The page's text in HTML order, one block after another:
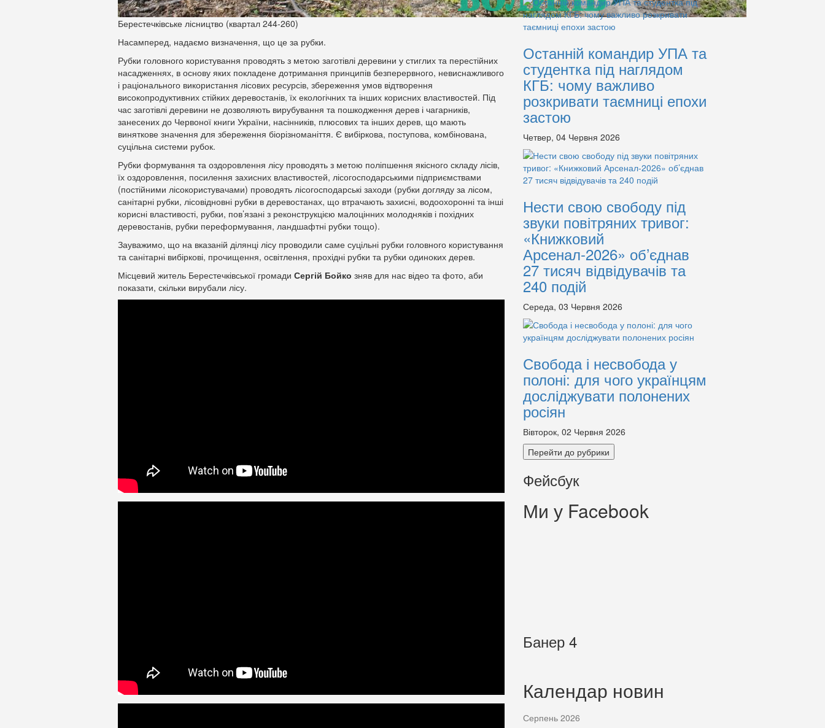
Берестечківське лісництво (квартал 244-260)
Насамперед, надаємо визначення, що це за рубки.
Рубки головного користування проводять з метою заготівлі деревини у стиглих та перестійних
насадженнях, в основу яких покладене дотримання принципів безперервного, невиснажливого
і раціонального використання лісових ресурсів, збереження умов відтворення
високопродуктивних стійких деревостанів, їх екологічних та інших корисних властивостей. Під
час заготівлі деревини не дозволяють вирубування та пошкодження дерев і чагарників,
занесених до Червоної книги України, насінників, плюсових та інших дерев, що мають
виняткове значення для збереження біорізноманіття. Є вибіркова, поступова, комбінована,
суцільна системи рубок.
Рубки формування та оздоровлення лісу проводять з метою поліпшення якісного складу лісів,
їх оздоровлення, посилення захисних властивостей, лісогосподарськими підприємствами
(постійними лісокористувачами) проводять лісогосподарські заходи (рубки догляду за лісом,
санітарні рубки, лісовідновні рубки в деревостанах, що втрачають захисні, водоохоронні та інші
корисні властивості, рубки, пов’язані з реконструкцією малоцінних молодняків і похідних
деревостанів, рубки переформування, ландшафтні рубки тощо).
Зауважимо, що на вказаній ділянці лісу проводили саме суцільні рубки головного користування
та санітарні вибіркові, прочищення, освітлення, прохідні рубки та рубки одиноких дерев.
Місцевий житель Берестечківської громади Сергій Бойко зняв для нас відео та фото, аби
показати, скільки вирубали лісу.
Останній командир УПА та
студентка під наглядом
КГБ: чому важливо
розкривати таємниці епохи
застою
Четвер, 04 Червня 2026
Нести свою свободу під
звуки повітряних тривог:
«Книжковий
Арсенал-2026» об’єднав
27 тисяч відвідувачів та
240 подій
Середа, 03 Червня 2026
Свобода і несвобода у
полоні: для чого українцям
досліджувати полонених
росіян
Вівторок, 02 Червня 2026
Перейти до рубрики
Фейсбук
Ми у Facebook
Банер 4
Календар новин
Серпень 2026